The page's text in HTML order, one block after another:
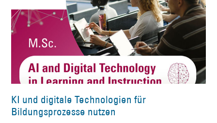
KI und digitale Technologien für
Bildungsprozesse nutzen